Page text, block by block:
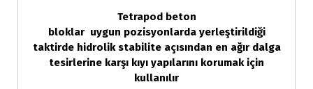
Tetrapod beton
bloklar uygun pozisyonlarda yerleştirildiği
taktirde hidrolik stabilite açısından en ağır dalga
tesirlerine karşı kıyı yapılarını korumak için
kullanılır